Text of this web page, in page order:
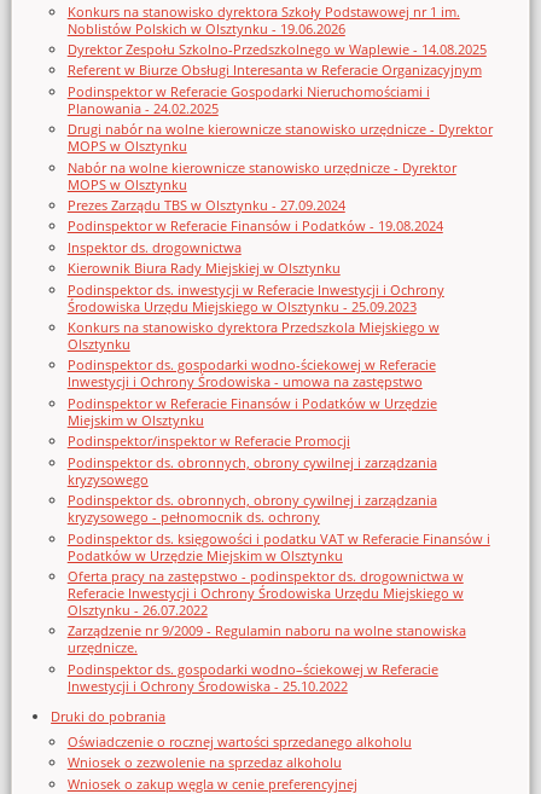
Konkurs na stanowisko dyrektora Szkoły Podstawowej nr 1 im.
Noblistów Polskich w Olsztynku - 19.06.2026
Dyrektor Zespołu Szkolno-Przedszkolnego w Waplewie - 14.08.2025
Referent w Biurze Obsługi Interesanta w Referacie Organizacyjnym
Podinspektor w Referacie Gospodarki Nieruchomościami i
Planowania - 24.02.2025
Drugi nabór na wolne kierownicze stanowisko urzędnicze - Dyrektor
MOPS w Olsztynku
Nabór na wolne kierownicze stanowisko urzędnicze - Dyrektor
MOPS w Olsztynku
Prezes Zarządu TBS w Olsztynku - 27.09.2024
Podinspektor w Referacie Finansów i Podatków - 19.08.2024
Inspektor ds. drogownictwa
Kierownik Biura Rady Miejskiej w Olsztynku
Podinspektor ds. inwestycji w Referacie Inwestycji i Ochrony
Środowiska Urzędu Miejskiego w Olsztynku - 25.09.2023
Konkurs na stanowisko dyrektora Przedszkola Miejskiego w
Olsztynku
Podinspektor ds. gospodarki wodno-ściekowej w Referacie
Inwestycji i Ochrony Środowiska - umowa na zastępstwo
Podinspektor w Referacie Finansów i Podatków w Urzędzie
Miejskim w Olsztynku
Podinspektor/inspektor w Referacie Promocji
Podinspektor ds. obronnych, obrony cywilnej i zarządzania
kryzysowego
Podinspektor ds. obronnych, obrony cywilnej i zarządzania
kryzysowego - pełnomocnik ds. ochrony
Podinspektor ds. księgowości i podatku VAT w Referacie Finansów i
Podatków w Urzędzie Miejskim w Olsztynku
Oferta pracy na zastępstwo - podinspektor ds. drogownictwa w
Referacie Inwestycji i Ochrony Środowiska Urzędu Miejskiego w
Olsztynku - 26.07.2022
Zarządzenie nr 9/2009 - Regulamin naboru na wolne stanowiska
urzędnicze.
Podinspektor ds. gospodarki wodno–ściekowej w Referacie
Inwestycji i Ochrony Środowiska - 25.10.2022
Druki do pobrania
Oświadczenie o rocznej wartości sprzedanego alkoholu
Wniosek o zezwolenie na sprzedaz alkoholu
Wniosek o zakup węgla w cenie preferencyjnej